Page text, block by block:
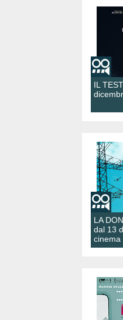
IL
LA
dal 13
cinema